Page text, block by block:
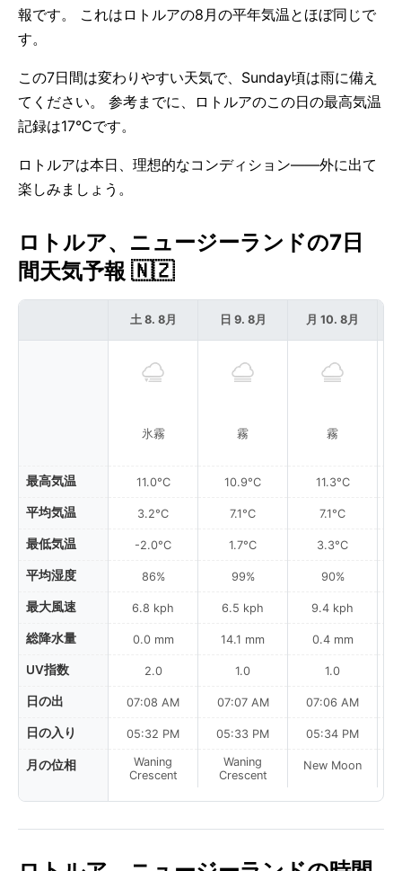
報です。 これはロトルアの8月の平年気温とほぼ同じで
す。
この7日間は変わりやすい天気で、Sunday頃は雨に備え
てください。 参考までに、ロトルアのこの日の最高気温
記録は17°Cです。
ロトルアは本日、理想的なコンディション——外に出て
楽しみましょう。
ロトルア、ニュージーランドの7日
間天気予報 🇳🇿
最高気温
平均気温
最低気温
平均湿度
最大風速
総降水量
UV指数
日の出
日の入り
月の位相
土 8. 8月
氷霧
11.0°C
3.2°C
-2.0°C
86%
6.8 kph
0.0 mm
2.0
07:08 AM
05:32 PM
Waning
Crescent
日 9. 8月
霧
10.9°C
7.1°C
1.7°C
99%
6.5 kph
14.1 mm
1.0
07:07 AM
05:33 PM
Waning
Crescent
月 10. 8月
霧
11.3°C
7.1°C
3.3°C
90%
9.4 kph
0.4 mm
1.0
07:06 AM
05:34 PM
New Moon